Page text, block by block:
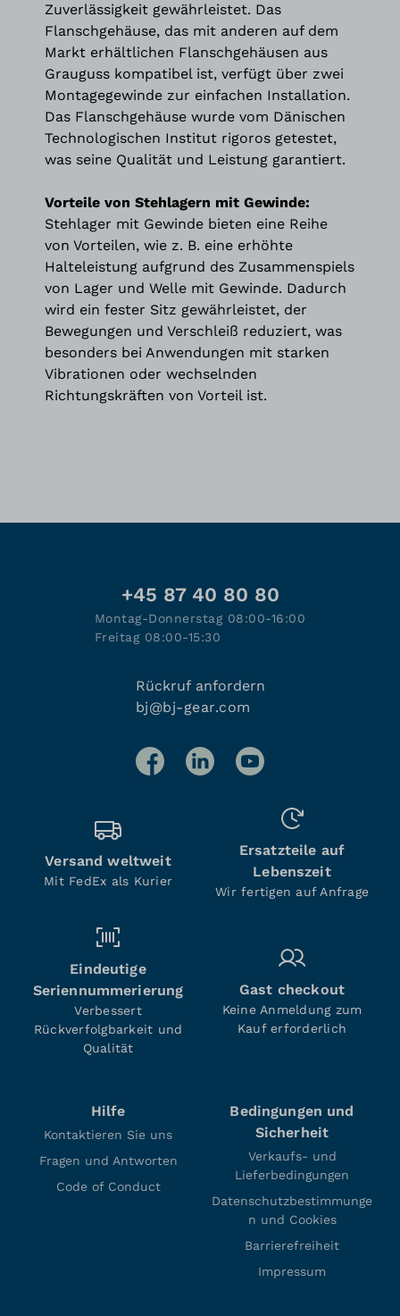
Zuverlässigkeit gewährleistet. Das
Flanschgehäuse, das mit anderen auf dem
Markt erhältlichen Flanschgehäusen aus
Grauguss kompatibel ist, verfügt über zwei
Montagegewinde zur einfachen Installation.
Das Flanschgehäuse wurde vom Dänischen
Technologischen Institut rigoros getestet,
was seine Qualität und Leistung garantiert.
Vorteile von Stehlagern mit Gewinde:
Stehlager mit Gewinde bieten eine Reihe
von Vorteilen, wie z. B. eine erhöhte
Halteleistung aufgrund des Zusammenspiels
von Lager und Welle mit Gewinde. Dadurch
wird ein fester Sitz gewährleistet, der
Bewegungen und Verschleiß reduziert, was
besonders bei Anwendungen mit starken
Vibrationen oder wechselnden
Richtungskräften von Vorteil ist.
+45 87 40 80 80
Montag-Donnerstag 08:00-16:00
Freitag 08:00-15:30
Rückruf anfordern
bj@bj-gear.com
Versand weltweit
Mit FedEx als Kurier
Ersatzteile auf
Lebenszeit
Wir fertigen auf Anfrage
Eindeutige
Seriennummerierung
Verbessert
Rückverfolgbarkeit und
Qualität
Gast checkout
Keine Anmeldung zum
Kauf erforderlich
Hilfe
Kontaktieren Sie uns
Fragen und Antworten
Code of Conduct
Bedingungen und
Sicherheit
Verkaufs- und
Lieferbedingungen
Datenschutzbestimmunge
n und Cookies
Barrierefreiheit
Impressum